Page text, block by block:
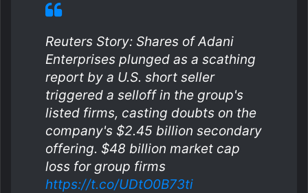
Reuters Story: Shares of Adani
Enterprises plunged as a scathing
report by a U.S. short seller
triggered a selloff in the group's
listed firms, casting doubts on the
company's $2.45 billion secondary
offering. $48 billion market cap
loss for group firms
https://t.co/UDtO0B73ti